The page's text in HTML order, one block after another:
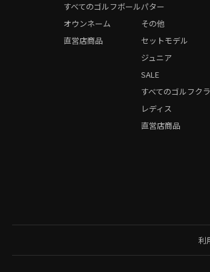
オウンネーム
直営店商品
すべてのゴルフボール
レディス
直営店商品
パター
その他
セットモデル
ジュニア
SALE
すべてのゴルフク
利